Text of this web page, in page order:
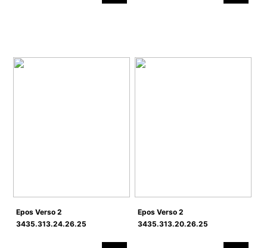
Epos Verso 2
3435.313.24.26.25
Epos Verso 2
3435.313.20.26.25